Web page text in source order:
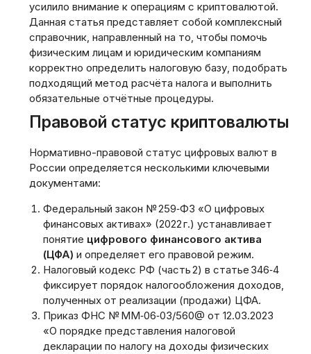
усилило внимание к операциям с криптовалютой.
Данная статья представляет собой комплексный
справочник‚ направленный на то‚ чтобы помочь
физическим лицам и юридическим компаниям
корректно определить налоговую базу‚ подобрать
подходящий метод расчёта налога и выполнить
обязательные отчётные процедуры.
Правовой статус криптовалюты
Нормативно-правовой статус цифровых валют в
России определяется несколькими ключевыми
документами:
Федеральный закон № 259‑ФЗ «О цифровых
финансовых активах» (2022 г.) устанавливает
понятие цифрового финансового актива
(ЦФА) и определяет его правовой режим.
Налоговый кодекс РФ (часть 2) в статье 346‑4
фиксирует порядок налогообложения доходов‚
полученных от реализации (продажи) ЦФА.
Приказ ФНС № ММ‑06‑03/560@ от 12.03.2023
«О порядке представления налоговой
декларации по налогу на доходы физических